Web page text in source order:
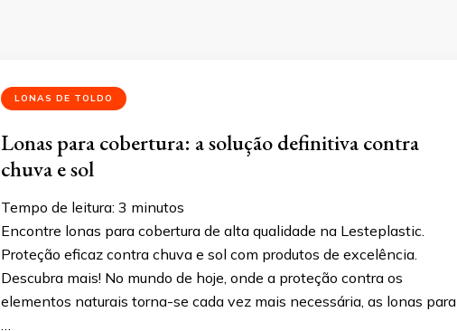
LONAS DE TOLDO
Lonas para cobertura: a solução definitiva contra
chuva e sol
Tempo de leitura: 3 minutos
Encontre lonas para cobertura de alta qualidade na Lesteplastic.
Proteção eficaz contra chuva e sol com produtos de excelência.
Descubra mais! No mundo de hoje, onde a proteção contra os
elementos naturais torna-se cada vez mais necessária, as lonas para